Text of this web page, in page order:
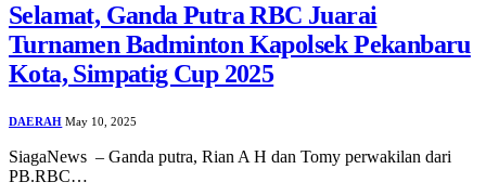
Selamat, Ganda Putra RBC Juarai
Turnamen Badminton Kapolsek Pekanbaru
Kota, Simpatig Cup 2025
DAERAH May 10, 2025
SiagaNews – Ganda putra, Rian A H dan Tomy perwakilan dari
PB.RBC…